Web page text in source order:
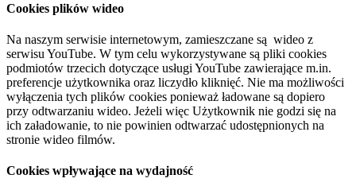
Cookies plików wideo
Na naszym serwisie internetowym, zamieszczane są wideo z
serwisu YouTube. W tym celu wykorzystywane są pliki cookies
podmiotów trzecich dotyczące usługi YouTube zawierające m.in.
preferencje użytkownika oraz liczydło kliknięć. Nie ma możliwości
wyłączenia tych plików cookies ponieważ ładowane są dopiero
przy odtwarzaniu wideo. Jeżeli więc Użytkownik nie godzi się na
ich załadowanie, to nie powinien odtwarzać udostępnionych na
stronie wideo filmów.
Cookies wpływające na wydajność